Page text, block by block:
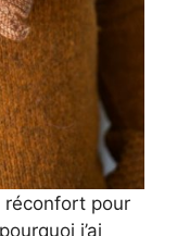
réconfort pour
j’ai